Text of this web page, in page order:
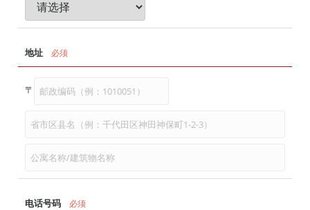
地址 必须
〒
电话号码 必须